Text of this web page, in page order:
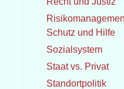
Schutz und Hilfe
Sozialsystem
Staat vs. Privat
Standortpolitik